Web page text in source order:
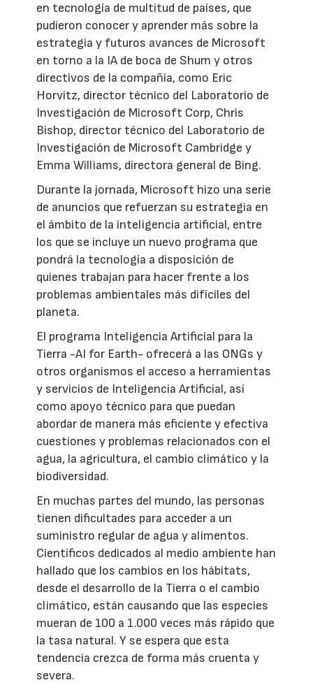
en tecnología de multitud de países, que
pudieron conocer y aprender más sobre la
estrategia y futuros avances de Microsoft
en torno a la IA de boca de Shum y otros
directivos de la compañía, como Eric
Horvitz, director técnico del Laboratorio de
Investigación de Microsoft Corp, Chris
Bishop, director técnico del Laboratorio de
Investigación de Microsoft Cambridge y
Emma Williams, directora general de Bing.
Durante la jornada, Microsoft hizo una serie
de anuncios que refuerzan su estrategia en
el ámbito de la inteligencia artificial, entre
los que se incluye un nuevo programa que
pondrá la tecnología a disposición de
quienes trabajan para hacer frente a los
problemas ambientales más difíciles del
planeta.
El programa Inteligencia Artificial para la
Tierra -AI for Earth- ofrecerá a las ONGs y
otros organismos el acceso a herramientas
y servicios de Inteligencia Artificial, así
como apoyo técnico para que puedan
abordar de manera más eficiente y efectiva
cuestiones y problemas relacionados con el
agua, la agricultura, el cambio climático y la
biodiversidad.
En muchas partes del mundo, las personas
tienen dificultades para acceder a un
suministro regular de agua y alimentos.
Científicos dedicados al medio ambiente han
hallado que los cambios en los hábitats,
desde el desarrollo de la Tierra o el cambio
climático, están causando que las especies
mueran de 100 a 1.000 veces más rápido que
la tasa natural. Y se espera que esta
tendencia crezca de forma más cruenta y
severa.